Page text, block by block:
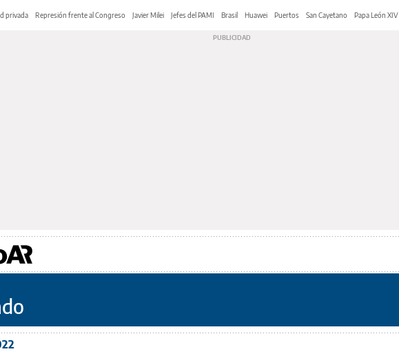
privada Represión frente al Congreso Javier Milei Jefes del PAMI Brasil Huawei Puertos San Cayetano Papa León XIV